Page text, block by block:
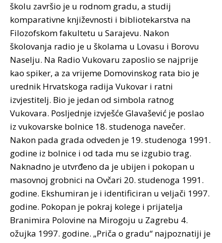
školu završio je u rodnom gradu, a studij
komparativne književnosti i bibliotekarstva na
Filozofskom fakultetu u Sarajevu. Nakon
školovanja radio je u školama u Lovasu i Borovu
Naselju. Na Radio Vukovaru zaposlio se najprije
kao spiker, a za vrijeme Domovinskog rata bio je
urednik Hrvatskoga radija Vukovar i ratni
izvjestitelj. Bio je jedan od simbola ratnog
Vukovara. Posljednje izvješće Glavašević je poslao
iz vukovarske bolnice 18. studenoga navečer.
Nakon pada grada odveden je 19. studenoga 1991.
godine iz bolnice i od tada mu se izgubio trag.
Naknadno je utvrđeno da je ubijen i pokopan u
masovnoj grobnici na Ovčari 20. studenoga 1991.
godine. Ekshumiran je i identificiran u veljači 1997.
godine. Pokopan je pokraj kolege i prijatelja
Branimira Polovine na Mirogoju u Zagrebu 4.
ožujka 1997. godine. „Priča o gradu“ najpoznatiji je